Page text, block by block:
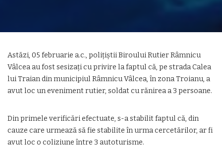
Astăzi, 05 februarie a.c., polițiștii Biroului Rutier Râmnicu
Vâlcea au fost sesizați cu privire la faptul că, pe strada Calea
lui Traian din municipiul Râmnicu Vâlcea, în zona Troianu, a
avut loc un eveniment rutier, soldat cu rănirea a 3 persoane.
Din primele verificări efectuate, s-a stabilit faptul că, din
cauze care urmează să fie stabilite în urma cercetărilor, ar fi
avut loc o coliziune între 3 autoturisme.